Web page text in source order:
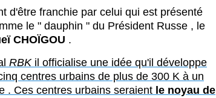
d'être franchie par celui qui est présenté
le " dauphin " du Président Russe , le
CHOÏGOU .
RBKil officialise une idée qu'il développe
centres urbains de plus de 300 K à un
. Ces centres urbains seraient le noyau de